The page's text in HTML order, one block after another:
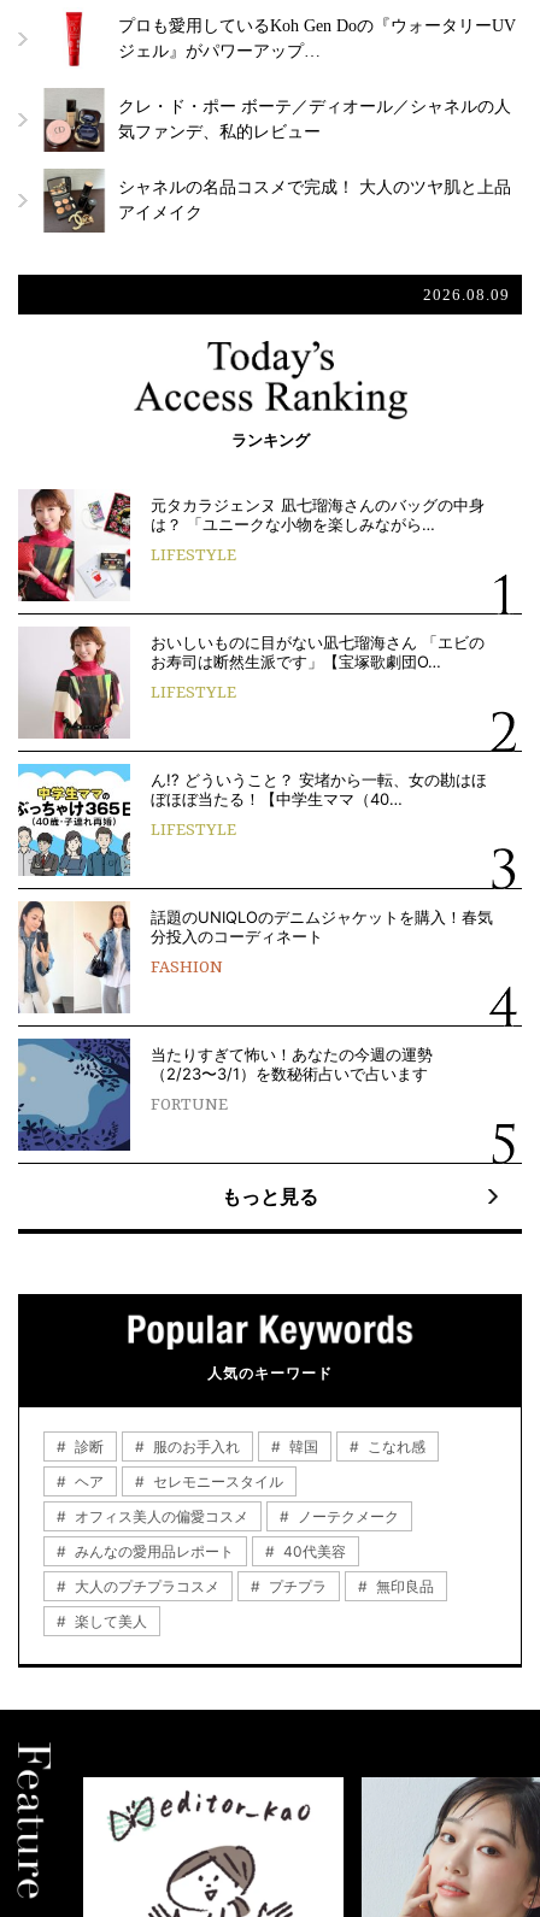
プロも愛用しているKoh Gen Doの『ウォータリーUV
ジェル』がパワーアップ…
クレ・ド・ポー ボーテ／ディオール／シャネルの人
気ファンデ、私的レビュー
シャネルの名品コスメで完成！ 大人のツヤ肌と上品
アイメイク
2026.08.09
ランキング
元タカラジェンヌ 凪七瑠海さんのバッグの中身
は？ 「ユニークな小物を楽しみながら…
LIFESTYLE
おいしいものに目がない凪七瑠海さん 「エビの
お寿司は断然生派です」【宝塚歌劇団O…
LIFESTYLE
ん!? どういうこと？ 安堵から一転、女の勘はほ
ぼほぼ当たる！【中学生ママ（40…
LIFESTYLE
話題のUNIQLOのデニムジャケットを購入！春気
分投入のコーディネート
FASHION
当たりすぎて怖い！あなたの今週の運勢
（2/23〜3/1）を数秘術占いで占います
FORTUNE
もっと見る
人気のキーワード
診断 服のお手入れ 韓国
こなれ感
ヘア
セレモニースタイル
オフィス美人の偏愛コスメ
ノーテクメーク
みんなの愛用品レポート
40代美容
大人のプチプラコスメ
プチプラ
無印良品
楽して美人